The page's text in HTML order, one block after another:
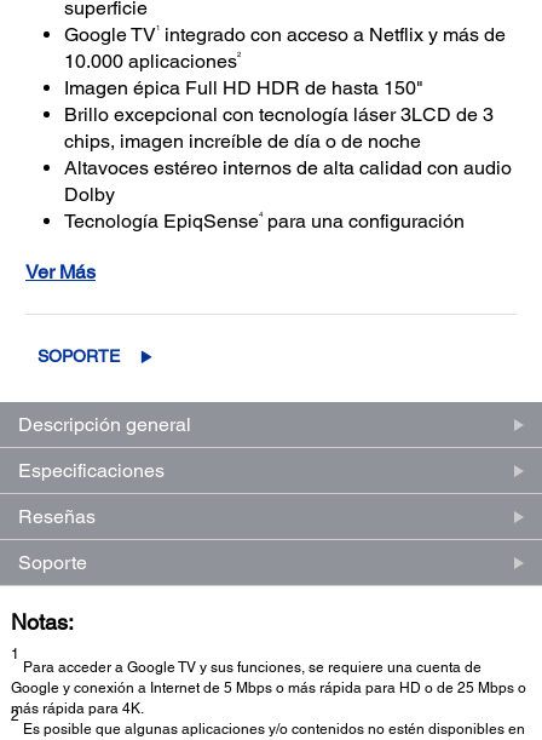
superficie
Google TV1
integrado con acceso a Netflix y más de
10.000 aplicaciones2
Imagen épica Full HD HDR de hasta 150"
Brillo excepcional con tecnología láser 3LCD de 3
chips, imagen increíble de día o de noche
Altavoces estéreo internos de alta calidad con audio
Dolby
Tecnología EpiqSense4
para una configuración
prácticamente en cualquier superficie
Ver Más
SOPORTE
Descripción general
Especificaciones
Reseñas
Soporte
Notas:
1
Para acceder a Google TV y sus funciones, se requiere una cuenta de
Google y conexión a Internet de 5 Mbps o más rápida para HD o de 25 Mbps o
más rápida para 4K.
2
Es posible que algunas aplicaciones y/o contenidos no estén disponibles en